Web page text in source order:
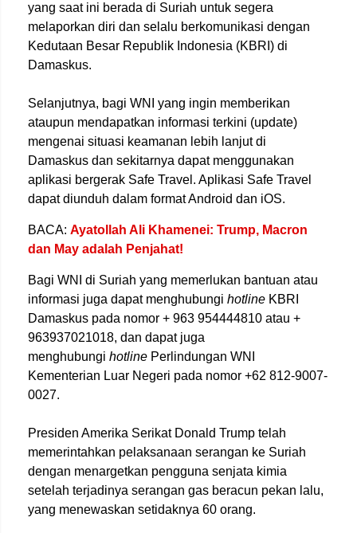
yang saat ini berada di Suriah untuk segera
melaporkan diri dan selalu berkomunikasi dengan
Kedutaan Besar Republik Indonesia (KBRI) di
Damaskus.
Selanjutnya, bagi WNI yang ingin memberikan
ataupun mendapatkan informasi terkini (update)
mengenai situasi keamanan lebih lanjut di
Damaskus dan sekitarnya dapat menggunakan
aplikasi bergerak Safe Travel. Aplikasi Safe Travel
dapat diunduh dalam format Android dan iOS.
BACA: Ayatollah Ali Khamenei: Trump, Macron
dan May adalah Penjahat!
Bagi WNI di Suriah yang memerlukan bantuan atau
informasi juga dapat menghubungi hotline KBRI
Damaskus pada nomor + 963 954444810 atau +
963937021018, dan dapat juga
menghubungi hotline Perlindungan WNI
Kementerian Luar Negeri pada nomor +62 812-9007-
0027.
Presiden Amerika Serikat Donald Trump telah
memerintahkan pelaksanaan serangan ke Suriah
dengan menargetkan pengguna senjata kimia
setelah terjadinya serangan gas beracun pekan lalu,
yang menewaskan setidaknya 60 orang.